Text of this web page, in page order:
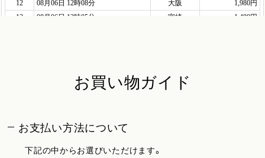
お買い物ガイド
お支払い方法について
下記の中からお選びいただけます。